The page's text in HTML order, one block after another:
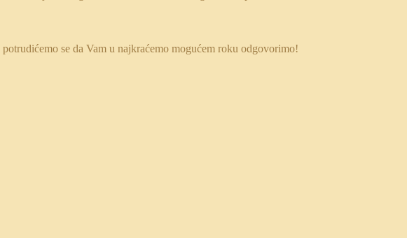
se da Vam u najkraćemo mogućem roku odgovorimo!